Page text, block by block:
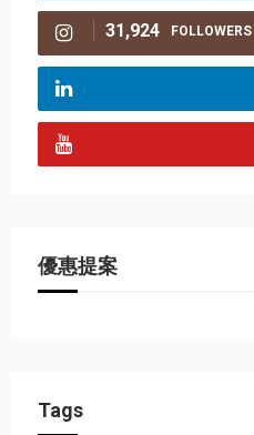
31,924 FOLLOWERS
優惠提案
Tags